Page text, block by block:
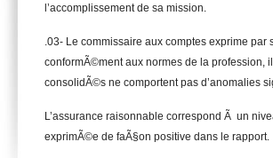
l’accomplissement de sa mission.
.03- Le commissaire aux comptes exprime par
conformÃ©ment aux normes de la profession,
consolidÃ©s ne comportent pas d’anomalies
L’assurance raisonnable correspond Ã un
exprimÃ©e de faÃ§on positive dans le rapport.